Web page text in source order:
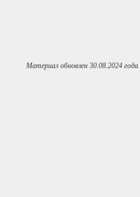
Материал обновлен 30.08.2024 года